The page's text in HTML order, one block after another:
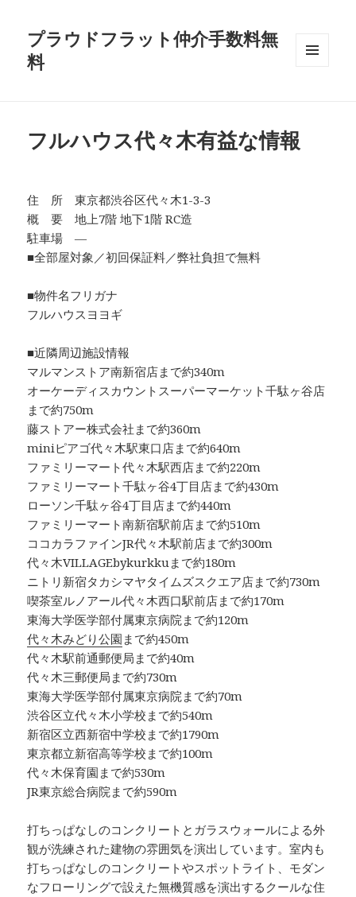
プラウドフラット仲介手数料無
料
フルハウス代々木有益な情報
住 所 東京都渋谷区代々木1-3-3
概 要 地上7階 地下1階 RC造
駐車場 ―
■全部屋対象／初回保証料／弊社負担で無料
■物件名フリガナ
フルハウスヨヨギ
■近隣周辺施設情報
マルマンストア南新宿店まで約340m
オーケーディスカウントスーパーマーケット千駄ヶ谷店
まで約750m
藤ストアー株式会社まで約360m
miniピアゴ代々木駅東口店まで約640m
ファミリーマート代々木駅西店まで約220m
ファミリーマート千駄ヶ谷4丁目店まで約430m
ローソン千駄ヶ谷4丁目店まで約440m
ファミリーマート南新宿駅前店まで約510m
ココカラファインJR代々木駅前店まで約300m
代々木VILLAGEbykurkkuまで約180m
ニトリ新宿タカシマヤタイムズスクエア店まで約730m
喫茶室ルノアール代々木西口駅前店まで約170m
東海大学医学部付属東京病院まで約120m
代々木みどり公園 まで約450m
代々木駅前通郵便局まで約40m
代々木三郵便局まで約730m
東海大学医学部付属東京病院まで約70m
渋谷区立代々木小学校まで約540m
新宿区立西新宿中学校まで約1790m
東京都立新宿高等学校まで約100m
代々木保育園まで約530m
JR東京総合病院まで約590m
打ちっぱなしのコンクリートとガラスウォールによる外
観が洗練された建物の雰囲気を演出しています。室内も
打ちっぱなしのコンクリートやスポットライト、モダン
なフローリングで設えた無機質感を演出するクールな住